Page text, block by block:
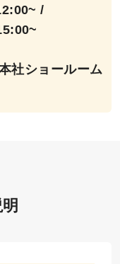
社ショールーム